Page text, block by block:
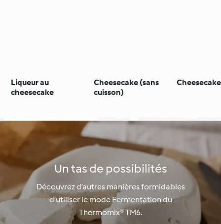
Liqueur au
cheesecake
Cheesecake (sans
cuisson)
Un tas de possibilités
Découvrez d’autres manières formidables
d’utiliser le mode Fermentation du
Thermomix® TM6.